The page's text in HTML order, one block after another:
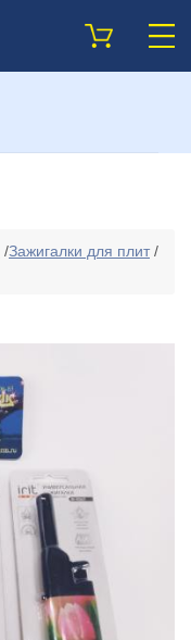
/Зажигалки для плит /